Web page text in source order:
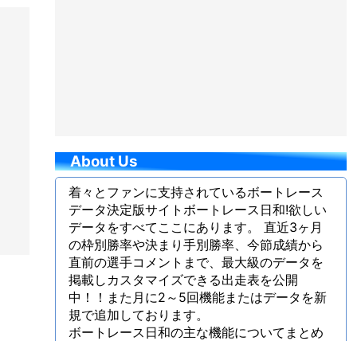
About Us
着々とファンに支持されているボートレース
データ決定版サイトボートレース日和!欲しい
データをすべてここにあります。 直近3ヶ月
の枠別勝率や決まり手別勝率、今節成績から
直前の選手コメントまで、最大級のデータを
掲載しカスタマイズできる出走表を公開
中！！また月に2～5回機能またはデータを新
規で追加しております。
ボートレース日和の主な機能についてまとめ